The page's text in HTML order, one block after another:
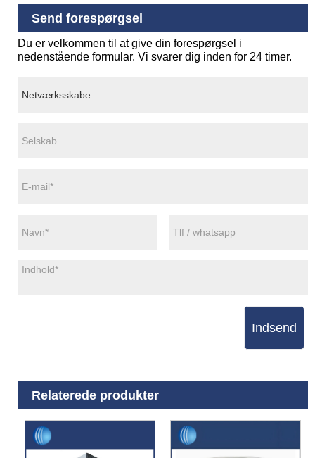
Send forespørgsel
Du er velkommen til at give din forespørgsel i
nedenstående formular. Vi svarer dig inden for 24 timer.
Indsend
Relaterede produkter